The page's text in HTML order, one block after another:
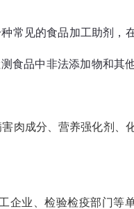
常见的食品加工助剂，
食品中非法添加物和其
肉成分、营养强化剂、
企业、检验检疫部门等